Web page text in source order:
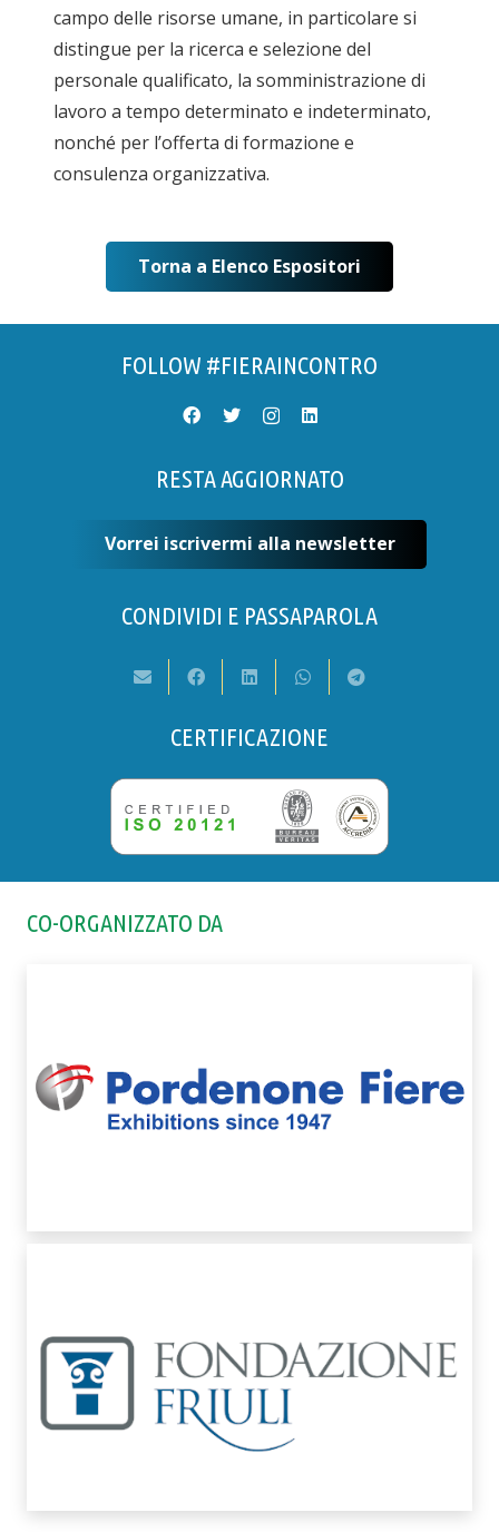
campo delle risorse umane, in particolare si
distingue per la ricerca e selezione del
personale qualificato, la somministrazione di
lavoro a tempo determinato e indeterminato,
nonché per l’offerta di formazione e
consulenza organizzativa.
Torna a Elenco Espositori
FOLLOW #FIERAINCONTRO
RESTA AGGIORNATO
Vorrei iscrivermi alla newsletter
CONDIVIDI E PASSAPAROLA
CERTIFICAZIONE
CO-ORGANIZZATO DA